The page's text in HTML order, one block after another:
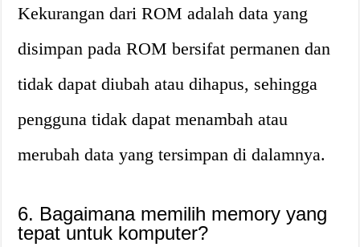
Kekurangan dari ROM adalah data yang
disimpan pada ROM bersifat permanen dan
tidak dapat diubah atau dihapus, sehingga
pengguna tidak dapat menambah atau
merubah data yang tersimpan di dalamnya.
6. Bagaimana memilih memory yang
tepat untuk komputer?